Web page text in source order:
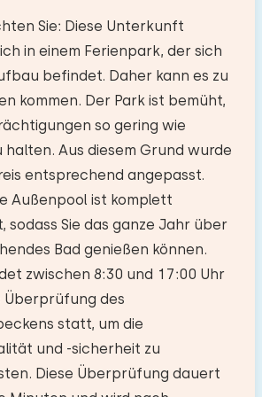
Personenzahl in diesem
Sie können zusätzliche Babys
− +
− +
−
Nicht erlaubt
Sie: Diese Unterkunft
in einem Ferienpark, der sich
befindet. Daher kann es zu
kommen. Der Park ist bemüht,
so gering wie
halten. Aus diesem Grund wurde
entsprechend angepasst.
Außenpool ist komplett
sodass Sie das ganze Jahr über
Bad genießen können.
zwischen 8:30 und 17:00 Uhr
Überprüfung des
statt, um die
und -sicherheit zu
Diese Überprüfung dauert
Mikrowelle
80 x 200
Einzelbettdecke
80 x 200
Einzelbettdecke
Dusche
20,0 km
16,0 km
17,7 km
der hervorragend
Wir mussten uns um nichts
wurde geliefert, und wir
zurückgeben, ohne es
Das Fleisch war von guter
Salate waren exzellent.
8,1
und es war schön,
im Haus zu haben.